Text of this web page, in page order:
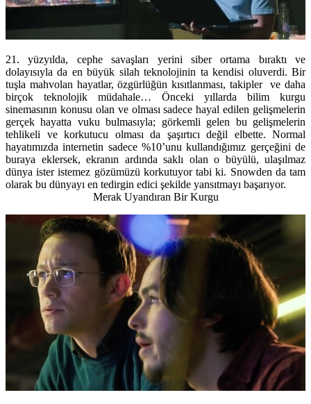
21. yüzyılda, cephe savaşları yerini siber ortama bıraktı ve
dolayısıyla da en büyük silah teknolojinin ta kendisi oluverdi. Bir
tuşla mahvolan hayatlar, özgürlüğün kısıtlanması, takipler ve daha
birçok teknolojik müdahale… Önceki yıllarda bilim kurgu
sinemasının konusu olan ve olması sadece hayal edilen gelişmelerin
gerçek hayatta vuku bulmasıyla; görkemli gelen bu gelişmelerin
tehlikeli ve korkutucu olması da şaşırtıcı değil elbette. Normal
hayatımızda internetin sadece %10’unu kullandığımız gerçeğini de
buraya eklersek, ekranın ardında saklı olan o büyülü, ulaşılmaz
dünya ister istemez gözümüzü korkutuyor tabi ki. Snowden da tam
olarak bu dünyayı en tedirgin edici şekilde yansıtmayı başarıyor.
Merak Uyandıran Bir Kurgu